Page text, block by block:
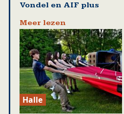
Vondel en AIF plus
Meer lezen
Halle